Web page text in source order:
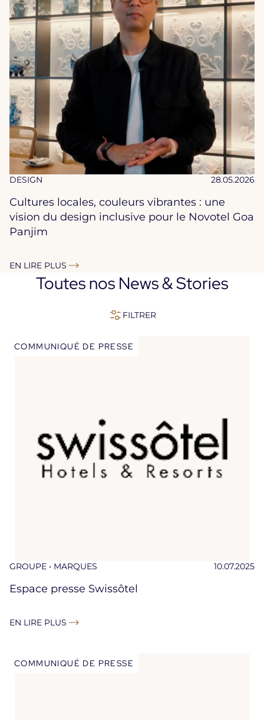
DESIGN 28.05.2026
Cultures locales, couleurs vibrantes : une
vision du design inclusive pour le Novotel Goa
Panjim
EN LIRE PLUS
Toutes nos News & Stories
FILTRER
GROUPE • MARQUES 10.07.2025
Espace presse Swissôtel
EN LIRE PLUS
COMMUNIQUÉ DE PRESSE
COMMUNIQUÉ DE PRESSE